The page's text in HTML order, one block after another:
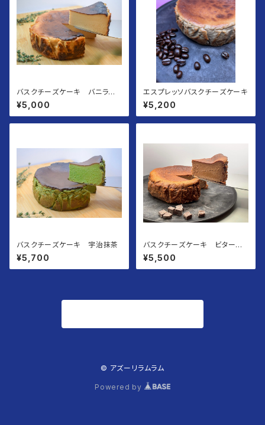
バスクチーズケーキ バニラビ
ーンズ
¥5,000
エスプレッソバスクチーズケーキ
¥5,200
バスクチーズケーキ 宇治抹茶
¥5,700
バスクチーズケーキ ビターカ
カオ
¥5,500
© アズーリラムラム
Powered by